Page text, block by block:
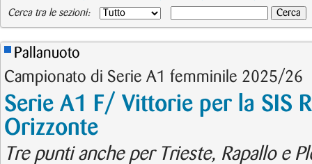
Cerca tra le sezioni:
Pallanuoto
Campionato di Serie A1 femminile 2025/26
Serie A1 F/ Vittorie per la SIS
Orizzonte
Tre punti anche per Trieste, Rapallo e